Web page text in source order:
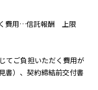
費用…信託報酬 上限
てご負担いただく費用が
書）、契約締結前交付書